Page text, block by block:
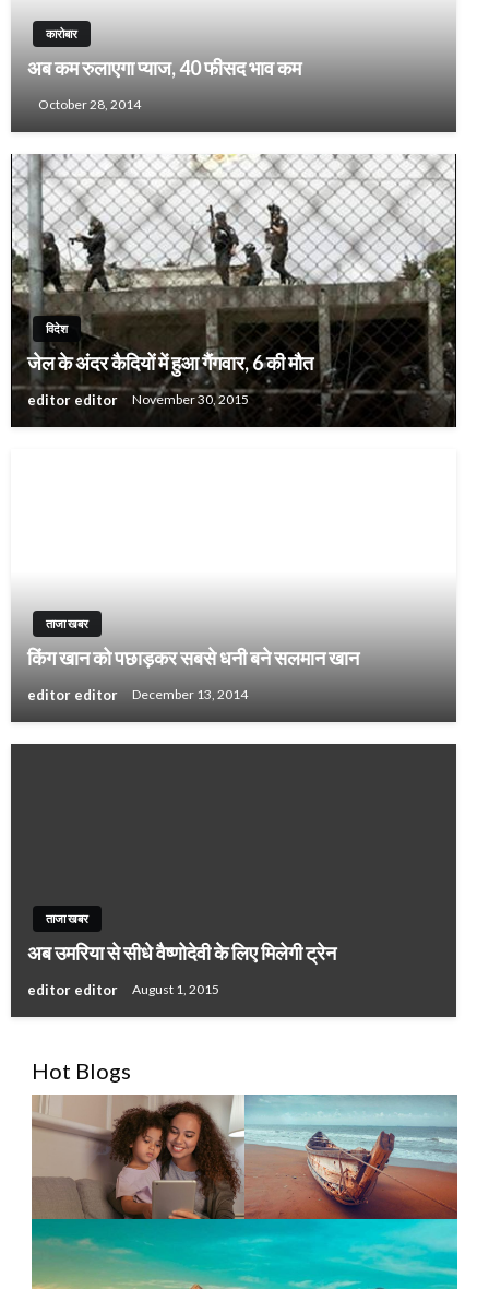
कारोबार
अब कम रुलाएगा प्याज, 40 फीसद भाव कम
October 28, 2014
विदेश
जेल के अंदर कैदियों में हुआ गैंगवार, 6 की मौत
editor editor November 30, 2015
ताजा खबर
किंग खान को पछाड़कर सबसे धनी बने सलमान खान
editor editor December 13, 2014
ताजा खबर
अब उमरिया से सीधे वैष्णोदेवी के लिए मिलेगी ट्रेन
editor editor August 1, 2015
Hot Blogs